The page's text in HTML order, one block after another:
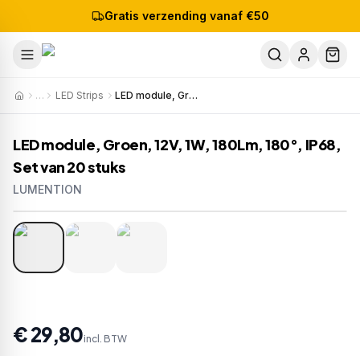
Gratis verzending vanaf €50
… LED Strips LED module, Groen, 12V, 1W, 180Lm, 180°, IP68, Set van 20 stuks
LED module, Groen, 12V, 1W, 180Lm, 180°, IP68,
Set van 20 stuks
LUMENTION
Artikelnr:M101GEAN:8721381541303
€ 29,80incl. BTW